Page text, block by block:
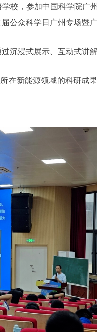
校，参加中国科学院广
公众科学日广州专场暨
沉浸式展示、互动式讲
在新能源领域的科研成